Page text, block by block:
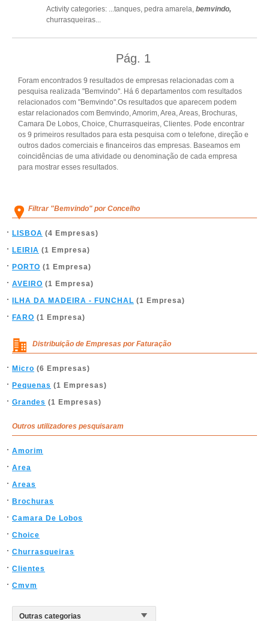
Activity categories: ...tanques, pedra amarela, bemvindo,
churrasqueiras...
Pág. 1
Foram encontrados 9 resultados de empresas relacionadas com a
pesquisa realizada "Bemvindo". Há 6 departamentos com resultados
relacionados com "Bemvindo".Os resultados que aparecem podem
estar relacionados com Bemvindo, Amorim, Area, Areas, Brochuras,
Camara De Lobos, Choice, Churrasqueiras, Clientes. Pode encontrar
os 9 primeiros resultados para esta pesquisa com o telefone, direção e
outros dados comerciais e financeiros das empresas. Baseamos em
coincidências de uma atividade ou denominação de cada empresa
para mostrar esses resultados.
Filtrar "Bemvindo" por Concelho
LISBOA (4 Empresas)
LEIRIA (1 Empresa)
PORTO (1 Empresa)
AVEIRO (1 Empresa)
ILHA DA MADEIRA - FUNCHAL (1 Empresa)
FARO (1 Empresa)
Distribuição de Empresas por Faturação
Micro (6 Empresas)
Pequenas (1 Empresas)
Grandes (1 Empresas)
Outros utilizadores pesquisaram
Amorim
Area
Areas
Brochuras
Camara De Lobos
Choice
Churrasqueiras
Clientes
Cmvm